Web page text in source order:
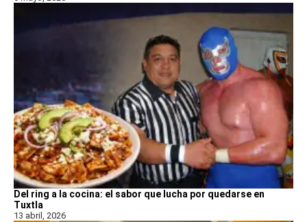
Del ring a la cocina: el sabor que lucha por quedarse en
Tuxtla
13 abril, 2026